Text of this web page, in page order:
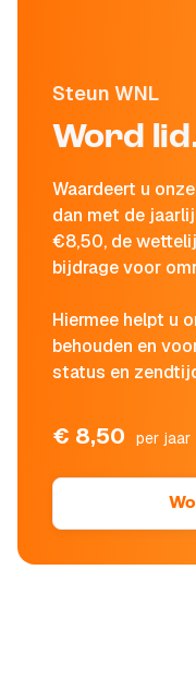
Steun WNL
Word
Waardeert u
dan met de
€8,50, de
bijdrage voor
Hiermee helpt u
behouden en
status en
€ 8,50 per jaar